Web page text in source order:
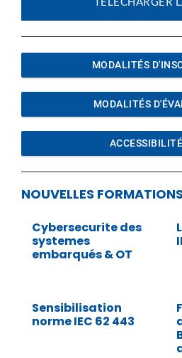
MODALITÉS
MODALITÉS
NOUVELLES FORMATIONS
Cybersecurite des
systemes
embarqués & OT
Sensibilisation
norme IEC 62 443